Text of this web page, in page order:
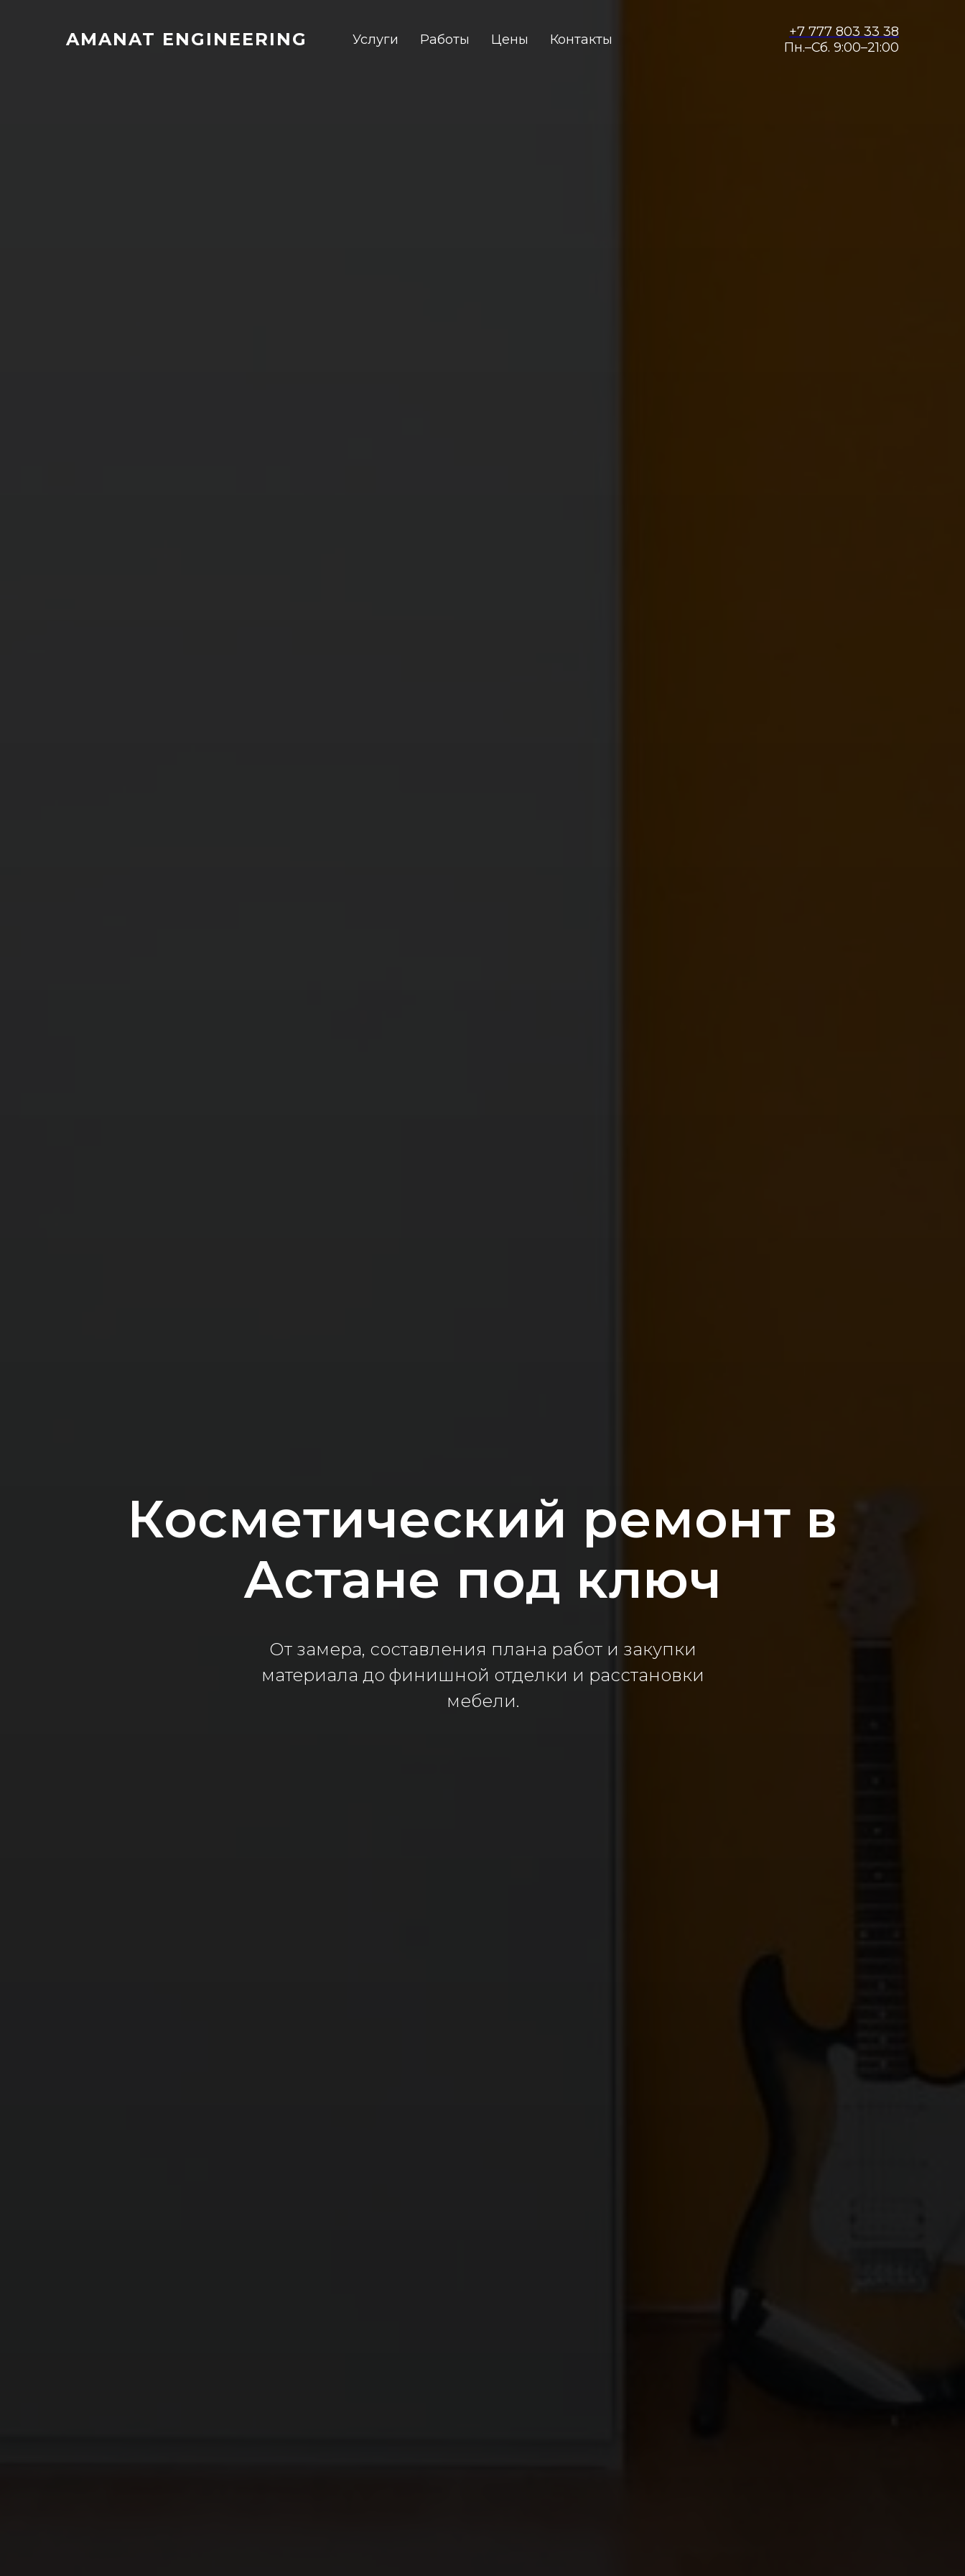
AMANAT ENGINEERING Услуги Работы Цены Контакты
+7 777 803 33 38
Пн.–Сб. 9:00–21:00
Косметический ремонт в
Астане под ключ
От замера, составления плана работ и закупки
материала до финишной отделки и расстановки
мебели.